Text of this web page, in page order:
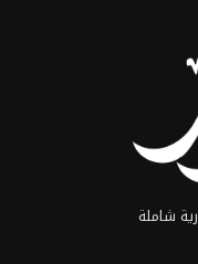
شاملة